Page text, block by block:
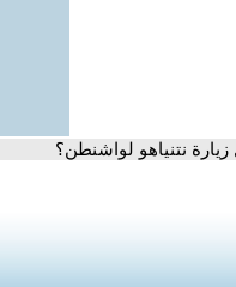
نتنياهو لواشنطن؟